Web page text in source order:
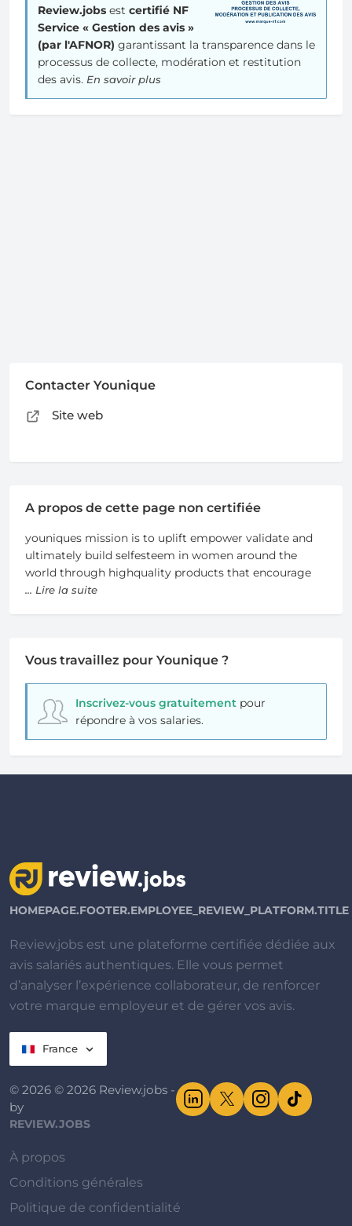
Review.jobs est certifié NF
Service « Gestion des avis »
(par l'AFNOR) garantissant la transparence dans le
processus de collecte, modération et restitution
des avis. En savoir plus
Contacter Younique
Site web
A propos de cette page non certifiée
youniques mission is to uplift empower validate and
ultimately build selfesteem in women around the
world through highquality products that encourage
... Lire la suite
Vous travaillez pour Younique ?
Inscrivez-vous gratuitementpour
répondre à vos salaries.
HOMEPAGE.FOOTER.EMPLOYEE_REVIEW_PLATFORM.TITLE
Review.jobs est une plateforme certifiée dédiée aux
avis salariés authentiques. Elle vous permet
d’analyser l’expérience collaborateur, de renforcer
votre marque employeur et de gérer vos avis.
France
© 2026 © 2026 Review.jobs -
by
REVIEW.JOBS
À propos
Conditions générales
Politique de confidentialité